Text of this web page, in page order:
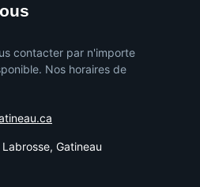
contacter par n'importe
Nos horaires de
Gatineau